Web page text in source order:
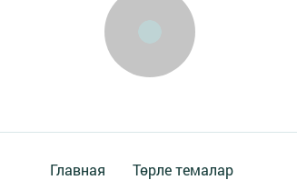
Главная Төрле темалар